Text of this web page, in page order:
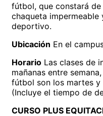
fútbol, que constará
chaqueta
deportivo.
Ubicación En el
Horario Las clases de
mañanas entre
fútbol son los martes y
(Incluye el tiempo de
CURSO PLUS